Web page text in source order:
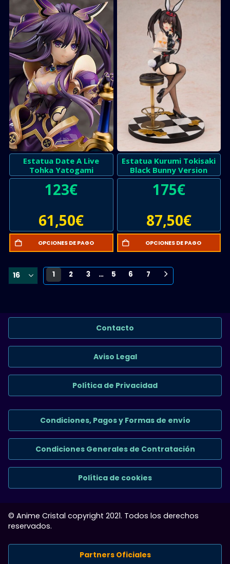
Estatua Date A Live
Tohka Yatogami
123€
61,50€
OPCIONES DE PAGO
Estatua Kurumi Tokisaki
Black Bunny Version
175€
87,50€
OPCIONES DE PAGO
1 2 3 … 5 6 7
Contacto
Aviso Legal
Política de Privacidad
Condiciones, Pagos y Formas de envío
Condiciones Generales de Contratación
Política de cookies
© Anime Cristal copyright 2021. Todos los derechos
reservados.
Partners Oficiales